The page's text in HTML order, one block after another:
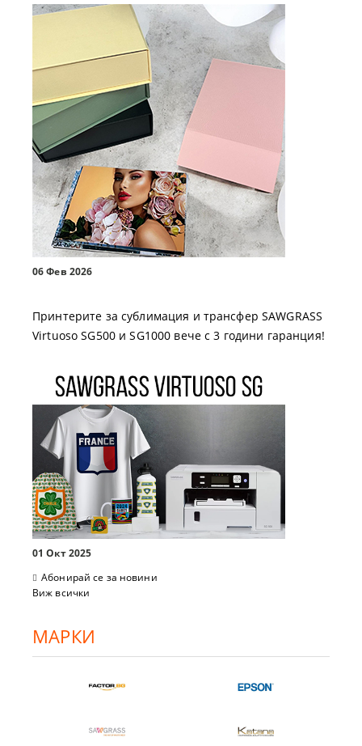
06 Фев 2026
Принтерите за сублимация и трансфер SAWGRASS
Virtuoso SG500 и SG1000 вече с 3 години гаранция!
01 Окт 2025
Абонирай се за новини
Виж всички
МАРКИ